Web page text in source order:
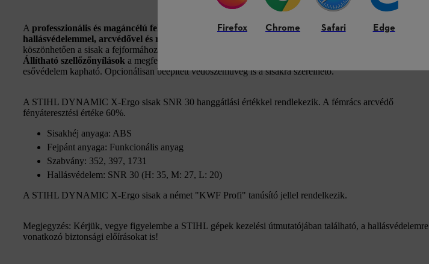
A professzionális és magáncélú felhasználásra egyarántalkalmas STIHL DYNAMIC X-Ergo sisak
hallásvédelemmel, arcvédővel és robusztus sisakhéjjal
köszönhetően a sisak a fejformához igazítható. A
Állítható szellőzőnyílások a megfelelő szellőzés érdekében. Külön rendelhető tartozékként a sisakhoz illő
esővédelem kapható. Opcionálisan beépített védőszemüveg is a sisakra szerelhető.
A STIHL DYNAMIC X-Ergo sisak SNR 30 hanggátlási értékkel rendlekezik. A fémrács arcvédő
fényáteresztési értéke 60%.
Sisakhéj anyaga: ABS
Fejpánt anyaga: Funkcionális anyag
Szabvány: 352, 397, 1731
Hallásvédelem: SNR 30 (H: 35, M: 27, L: 20)
A STIHL DYNAMIC X-Ergo sisak a német "KWF Profi" tanúsító jellel rendelkezik.
Megjegyzés: Kérjük, vegye figyelembe a STIHL gépek kezelési útmutatójában található, a hallásvédelemre
vonatkozó biztonsági előírásokat is!
Firefox Chrome Safari Edge